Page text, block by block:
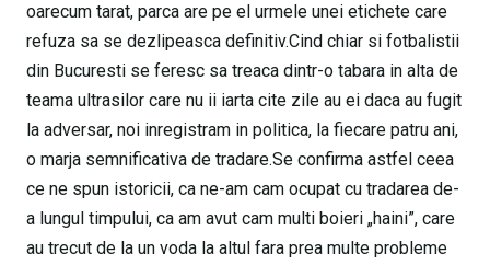
oarecum tarat, parca are pe el urmele unei etichete care
refuza sa se dezlipeasca definitiv.Cind chiar si fotbalistii
din Bucuresti se feresc sa treaca dintr-o tabara in alta de
teama ultrasilor care nu ii iarta cite zile au ei daca au fugit
la adversar, noi inregistram in politica, la fiecare patru ani,
o marja semnificativa de tradare.Se confirma astfel ceea
ce ne spun istoricii, ca ne-am cam ocupat cu tradarea de-
a lungul timpului, ca am avut cam multi boieri „haini”, care
au trecut de la un voda la altul fara prea multe probleme